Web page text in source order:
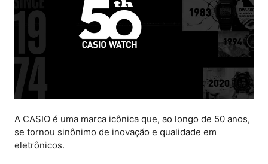
A CASIO é uma marca icônica que, ao longo de 50 anos,
se tornou sinônimo de inovação e qualidade em
eletrônicos.